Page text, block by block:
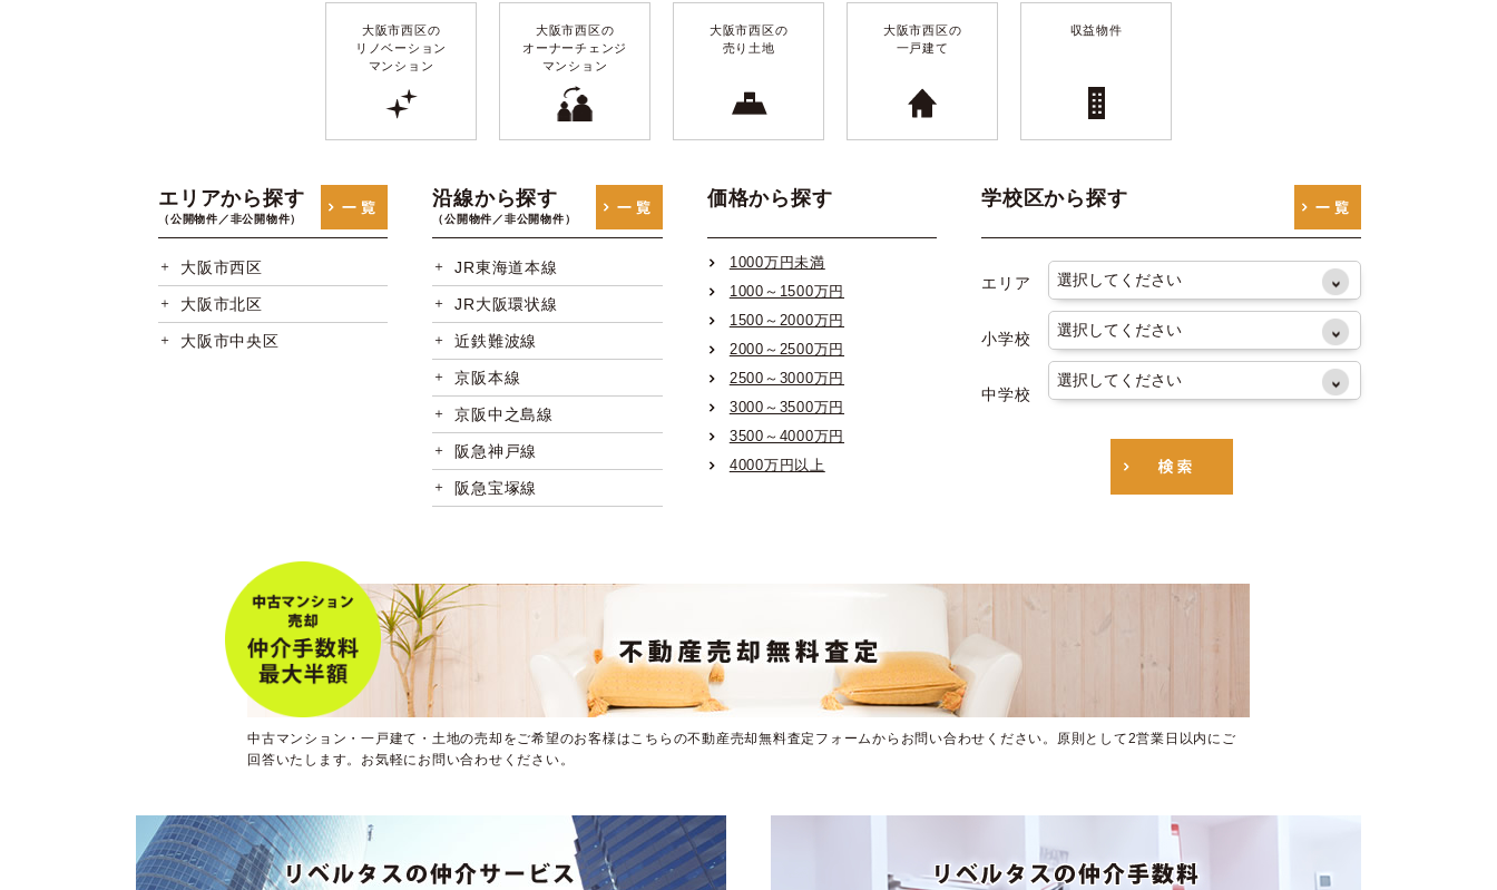
大阪市西区の
リノベーション
マンション
大阪市西区の
オーナーチェンジ
マンション
大阪市西区の
売り土地
大阪市西区の
一戸建て
収益物件
エリアから探す
（公開物件／非公開物件）
大阪市西区
大阪市北区
大阪市中央区
沿線から探す
（公開物件／非公開物件）
JR東海道本線
JR大阪環状線
近鉄難波線
京阪本線
京阪中之島線
阪急神戸線
阪急宝塚線
阪神なんば線
大阪市営谷町線
大阪市営四つ橋線
大阪市営中央線
大阪市営長堀鶴見緑地線
価格から探す
1000万円未満
1000～1500万円
1500～2000万円
2000～2500万円
2500～3000万円
3000～3500万円
3500～4000万円
4000万円以上
学校区から探す
エリア
小学校
中学校
中古マンション・一戸建て・土地の売却をご希望のお客様はこちらの不動産売却無料査定フォームからお問い合わせください。原則として2営業日以内にご
回答いたします。お気軽にお問い合わせください。